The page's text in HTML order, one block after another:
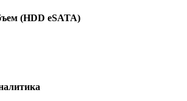
(HDD eSATA)